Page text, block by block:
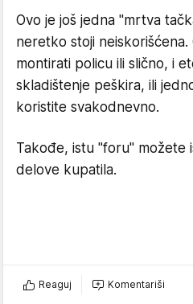
Ovo je još jedna "mrtva
neretko stoji
montirati policu ili slično, i
skladištenje peškira, ili
koristite svakodnevno.
Takođe, istu "foru" možete
delove kupatila.
Reaguj Komentariši